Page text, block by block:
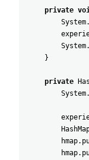
private
System.
System.
}
private
System.
hmap.
hmap.